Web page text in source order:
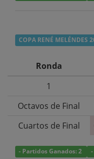
COPA RENÉ MELÉNDES
Ronda
1
Octavos de Final
Cuartos de Final
- Partidos Ganados: 2